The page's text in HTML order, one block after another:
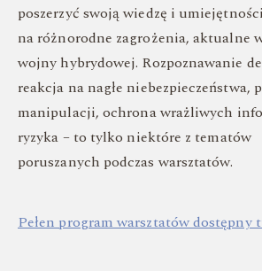
poszerzyć swoją wiedzę i
na różnorodne zagrożenia, aktualne
wojny hybrydowej. Rozpoznawanie
reakcja na nagłe niebezpieczeństwa,
manipulacji, ochrona wrażliwych
ryzyka – to tylko niektóre z tematów
poruszanych podczas warsztatów.
Pełen program warsztatów